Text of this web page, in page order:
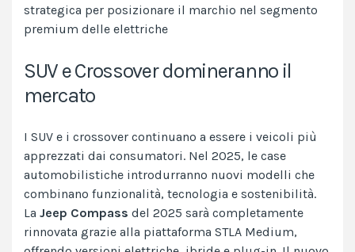
strategica per posizionare il marchio nel segmento
premium delle elettriche
SUV e Crossover domineranno il
mercato
I SUV e i crossover continuano a essere i veicoli più
apprezzati dai consumatori. Nel 2025, le case
automobilistiche introdurranno nuovi modelli che
combinano funzionalità, tecnologia e sostenibilità.
La Jeep Compass del 2025 sarà completamente
rinnovata grazie alla piattaforma STLA Medium,